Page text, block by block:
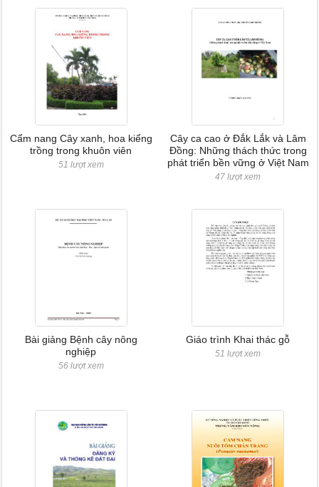
Cẩm nang Cây xanh, hoa kiểng
trồng trong khuôn viên
51 lượt xem
Cây ca cao ở Đắk Lắk và Lâm
Đồng: Những thách thức trong
phát triển bền vững ở Việt Nam
47 lượt xem
Bài giảng Bệnh cây nông
nghiệp
56 lượt xem
Giáo trình Khai thác gỗ
51 lượt xem